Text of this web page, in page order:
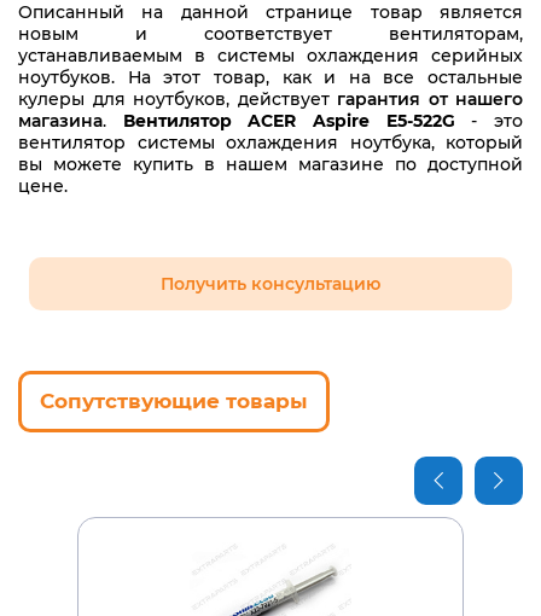
Описанный на данной странице товар является
новым и соответствует вентиляторам,
устанавливаемым в системы охлаждения серийных
ноутбуков. На этот товар, как и на все остальные
кулеры для ноутбуков, действует гарантия от нашего
магазина. Вентилятор ACER Aspire E5-522G - это
вентилятор системы охлаждения ноутбука, который
вы можете купить в нашем магазине по доступной
цене.
Получить консультацию
Сопутствующие товары